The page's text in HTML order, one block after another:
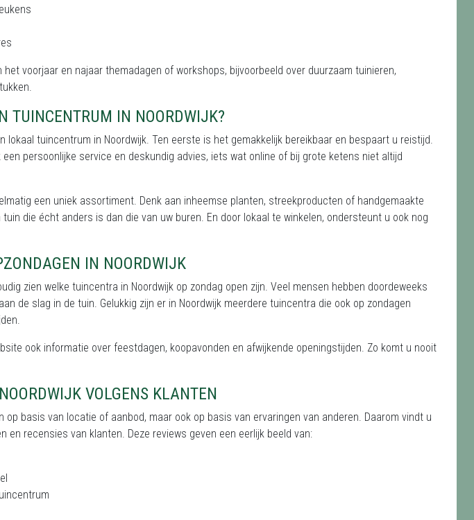
voorjaar en najaar themadagen of workshops, bijvoorbeeld over duurzaam tuinieren,
TUINCENTRUM IN NOORDWIJK?
lokaal tuincentrum in Noordwijk. Ten eerste is het gemakkelijk bereikbaar en bespaart u reistijd.
persoonlijke service en deskundig advies, iets wat online of bij grote ketens niet altijd
een uniek assortiment. Denk aan inheemse planten, streekproducten of handgemaakte
die écht anders is dan die van uw buren. En door lokaal te winkelen, ondersteunt u ook nog
IN NOORDWIJK
zien welke tuincentra in Noordwijk op zondag open zijn. Veel mensen hebben doordeweeks
de slag in de tuin. Gelukkig zijn er in Noordwijk meerdere tuincentra die ook op zondagen
ook informatie over feestdagen, koopavonden en afwijkende openingstijden. Zo komt u nooit
VOLGENS KLANTEN
op basis van locatie of aanbod, maar ook op basis van ervaringen van anderen. Daarom vindt u
en recensies van klanten. Deze reviews geven een eerlijk beeld van: